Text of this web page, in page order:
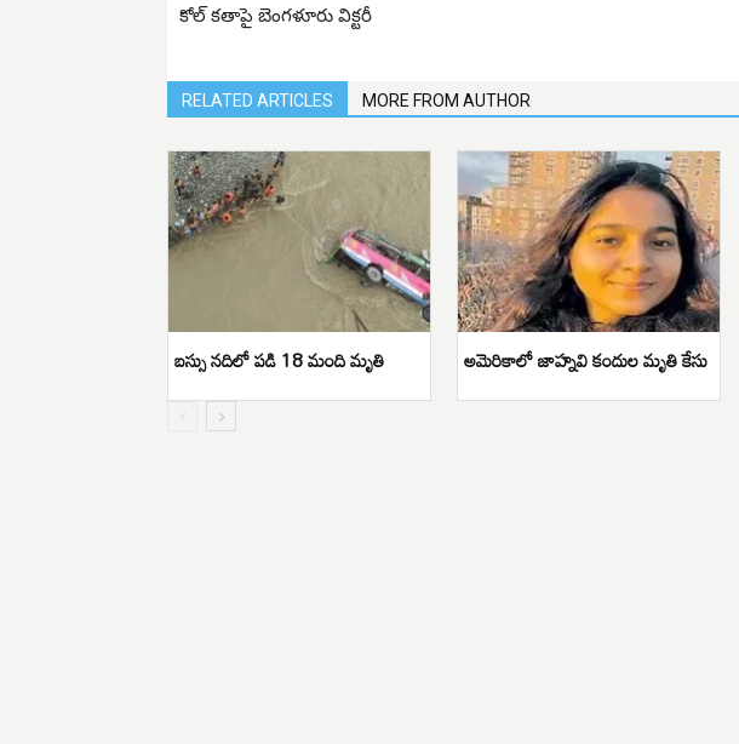
కోల్ కతాపై బెంగళూరు విక్టరీ
RELATED ARTICLES MORE FROM AUTHOR
బస్సు నదిలో పడి 18 మంది మృతి అమెరికాలో జాహ్నవి కందుల మృతి కేసు